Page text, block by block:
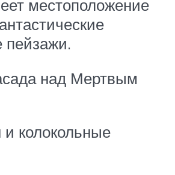
местоположение
над Мертвым
колокольные